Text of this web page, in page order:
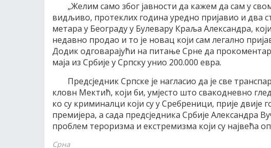
„Желим само због јавности да кажем да сам у
видљиво, протеклих година уредно пријавио и два
метара у Београду у Булевару Краља Александра,
недавно продао и то је новац који сам легално
Додик одговарајући на питање Срне да
маја из Србије у Српску унио 200.000 евра.
Предсједник Српске је нагласио да је све
кловн Мектић, који би, умјесто што свакодневно
ко су криминалци који су у Сребреници, прије двије
премијера, а сада предсједника Србије Александра
проблем тероризма и екстремизма који су највећа
Срна